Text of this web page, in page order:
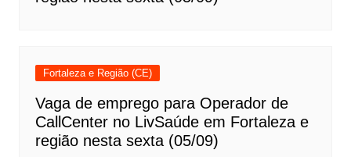
Fortaleza e Região (CE)
Vaga de emprego para Operador de
CallCenter no LivSaúde em Fortaleza e
região nesta sexta (05/09)